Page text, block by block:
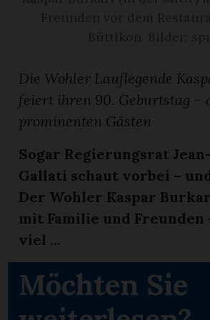
Die Wohler Lauflegende
feiert ihren 90. Geburtstag –
prominenten Gästen
Sogar Regierungsrat
Gallati schaut vorbei –
Der Wohler Kaspar
mit Familie und Freunden
viel ...
Möchten Sie